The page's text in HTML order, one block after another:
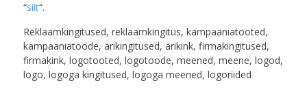
“siit“.
Reklaamkingitused, reklaamkingitus, kampaaniatooted,
kampaaniatoode, ärikingitused, ärikink, firmakingitused,
firmakink, logotooted, logotoode, meened, meene, logod,
logo, logoga kingitused, logoga meened, logoriided